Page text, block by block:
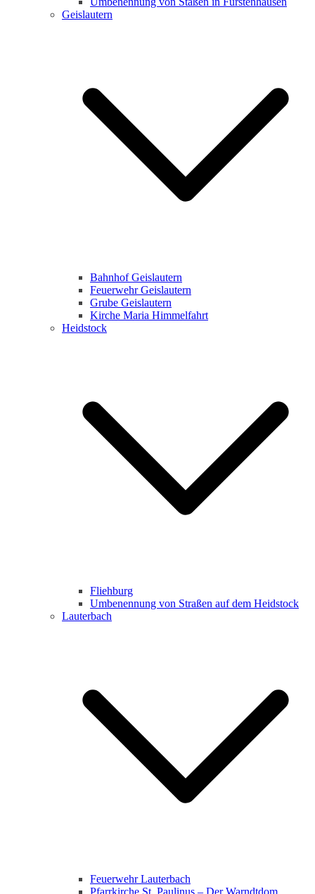
Geislautern
Bahnhof Geislautern
Feuerwehr Geislautern
Grube Geislautern
Kirche Maria Himmelfahrt
Heidstock
Fliehburg
Umbenennung von Straßen auf dem Heidstock
Lauterbach
Feuerwehr Lauterbach